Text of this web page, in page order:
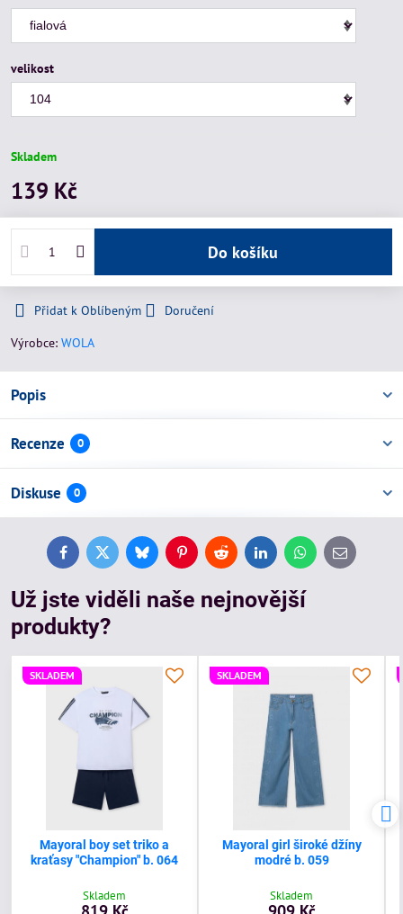
velikost
Skladem
139 Kč
Do košíku
Přidat k Oblíbeným
Doručení
Výrobce: WOLA
Popis
Recenze 0
Diskuse 0
FacebookTwitterBlueskyPinterestReddit LinkedInWhatsApp
E-
mail
Už jste viděli naše nejnovější
produkty?
SKLADEM
Mayoral boy set triko a
kraťasy "Champion" b. 064
Skladem
SKLADEM
Mayoral girl široké džíny
modré b. 059
Skladem